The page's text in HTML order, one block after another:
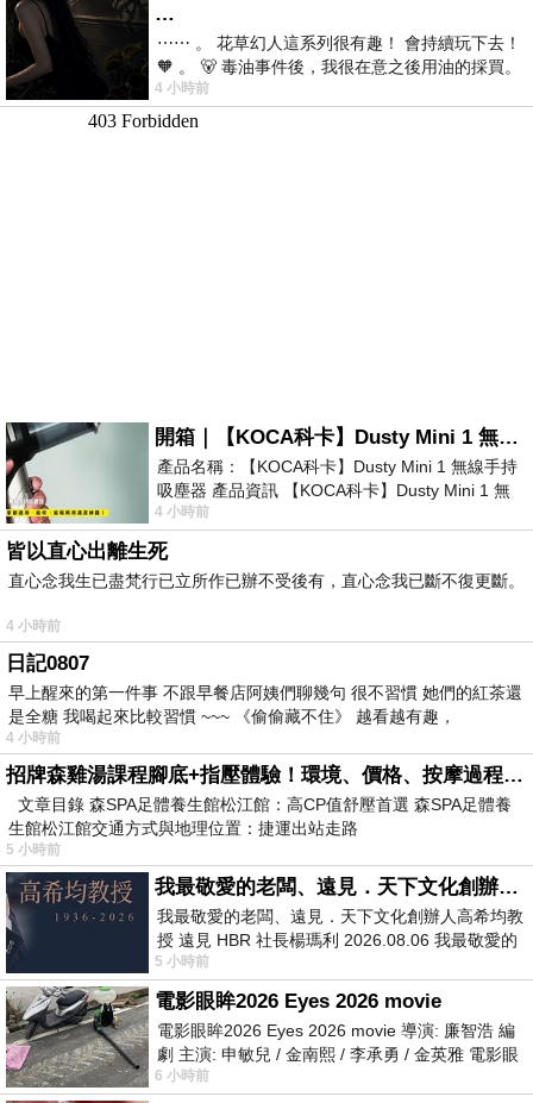
…
⋯⋯ 。 花草幻人這系列很有趣！ 會持續玩下去！
🧡 。 🐻 毒油事件後，我很在意之後用油的採買。
前天購買了我之前就很愛
4 小時前
開箱｜【KOCA科卡】Dusty Mini 1 無線手持吸塵器
產品名稱：【KOCA科卡】Dusty Mini 1 無線手持
吸塵器 產品資訊 【KOCA科卡】Dusty Mini 1 無
線手持吸塵器評語： 能吸、能吹兼具兩
4 小時前
皆以直心出離生死
直心念我生已盡梵行已立所作已辦不受後有，直心念我已斷不復更斷。
4 小時前
日記0807
早上醒來的第一件事 不跟早餐店阿姨們聊幾句 很不習慣 她們的紅茶還
是全糖 我喝起來比較習慣 ~~~ 《偷偷藏不住》 越看越有趣，
4 小時前
招牌森雞湯課程腳底+指壓體驗！環境、價格、按摩過程全紀錄，森SPA足體養生館松江館最新價格表
文章目錄 森SPA足體養生館松江館：高CP值舒壓首選 森SPA足體養
生館松江館交通方式與地理位置：捷運出站走路
5 小時前
我最敬愛的老闆、遠見．天下文化創辦人高希均教授
我最敬愛的老闆、遠見．天下文化創辦人高希均教
授 遠見 HBR 社長楊瑪利 2026.08.06 我最敬愛的
老闆、遠見．天下文化創辦人高希均教
5 小時前
電影眼眸2026 Eyes 2026 movie
電影眼眸2026 Eyes 2026 movie 導演: 廉智浩 編
劇 主演: 申敏兒 / 金南熙 / 李承勇 / 金英雅 電影眼
眸2026描述攝影師徐珍因遺
6 小時前